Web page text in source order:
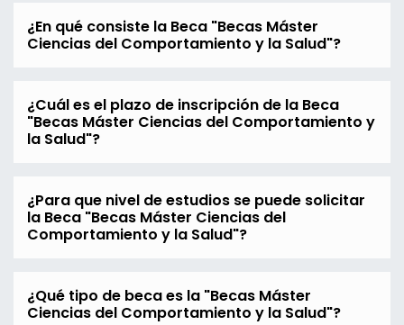
¿En qué consiste la Beca "Becas Máster
Ciencias del Comportamiento y la Salud"?
¿Cuál es el plazo de inscripción de la Beca
"Becas Máster Ciencias del Comportamiento y
la Salud"?
¿Para que nivel de estudios se puede solicitar
la Beca "Becas Máster Ciencias del
Comportamiento y la Salud"?
¿Qué tipo de beca es la "Becas Máster
Ciencias del Comportamiento y la Salud"?